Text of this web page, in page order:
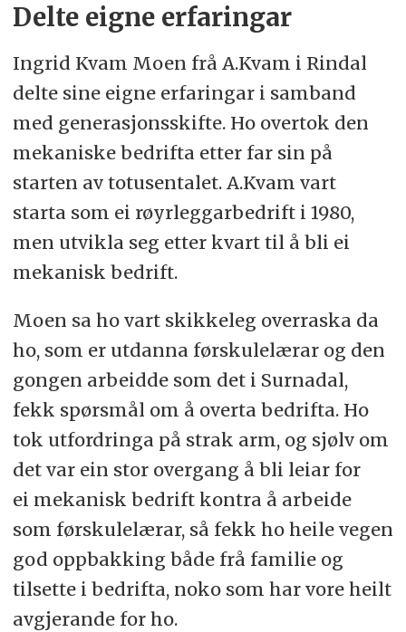
Delte eigne erfaringar
Ingrid Kvam Moen frå A.Kvam i Rindal
delte sine eigne erfaringar i samband
med generasjonsskifte. Ho overtok den
mekaniske bedrifta etter far sin på
starten av totusentalet. A.Kvam vart
starta som ei røyrleggarbedrift i 1980,
men utvikla seg etter kvart til å bli ei
mekanisk bedrift.
Moen sa ho vart skikkeleg overraska da
ho, som er utdanna førskulelærar og den
gongen arbeidde som det i Surnadal,
fekk spørsmål om å overta bedrifta. Ho
tok utfordringa på strak arm, og sjølv om
det var ein stor overgang å bli leiar for
ei mekanisk bedrift kontra å arbeide
som førskulelærar, så fekk ho heile vegen
god oppbakking både frå familie og
tilsette i bedrifta, noko som har vore heilt
avgjerande for ho.